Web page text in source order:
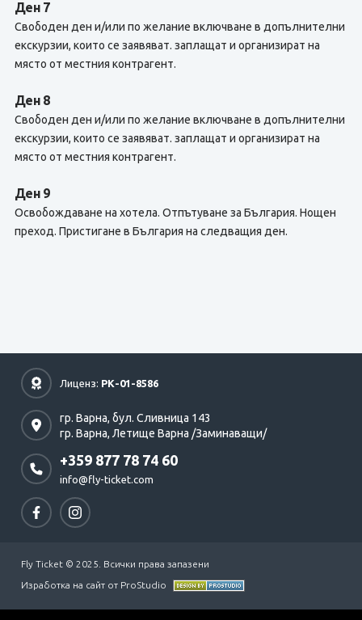
Ден 7
Свободен ден и/или по желание включване в допълнителни
екскурзии, които се заявяват. заплащат и организират на
място от местния контрагент.
Ден 8
Свободен ден и/или по желание включване в допълнителни
екскурзии, които се заявяват. заплащат и организират на
място от местния контрагент.
Ден 9
Освобождаване на хотела. Отпътуване за България. Нощен
преход. Пристигане в България на следващия ден.
Лиценз: РК-01-8586
гр. Варна, бул. Сливница 143
гр. Варна, Летище Варна /Заминаващи/
+359 877 78 74 60
info@fly-ticket.com
Fly Ticket © 2025. Всички права запазени
Изработка на сайт от ProStudio